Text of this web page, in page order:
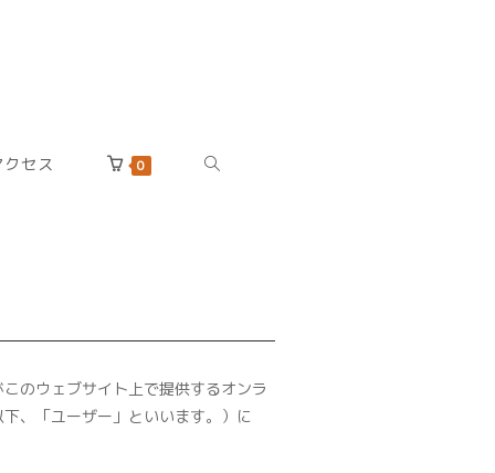
クセス 0 TOGGLE
のウェブサイト上で提供するオンラ
、「ユーザー」といいます。）に